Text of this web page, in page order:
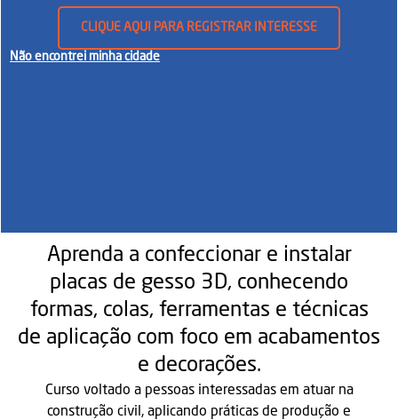
CLIQUE AQUI PARA REGISTRAR INTERESSE
Não encontrei minha cidade
Aprenda a confeccionar e instalar
placas de gesso 3D, conhecendo
formas, colas, ferramentas e técnicas
de aplicação com foco em acabamentos
e decorações.
Curso voltado a pessoas interessadas em atuar na
construção civil, aplicando práticas de produção e